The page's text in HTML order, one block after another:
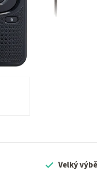
Velký